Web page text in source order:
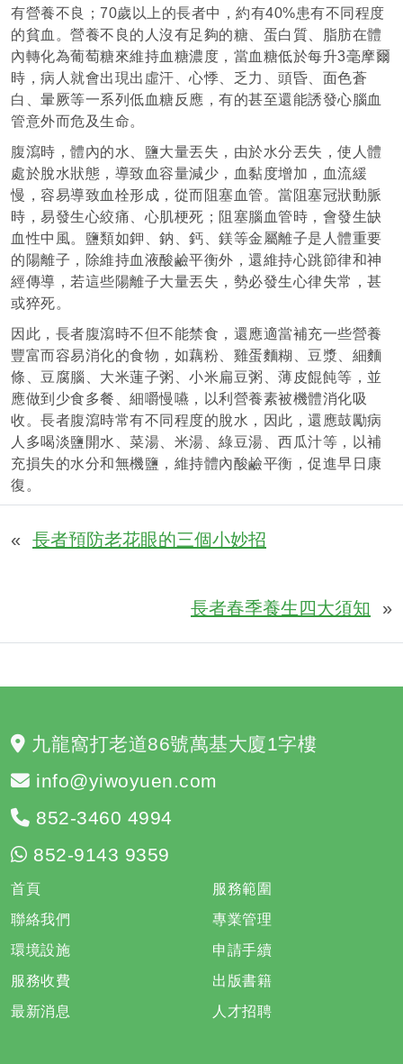
有營養不良；70歲以上的長者中，約有40%患有不同程度
的貧血。營養不良的人沒有足夠的糖、蛋白質、脂肪在體
內轉化為葡萄糖來維持血糖濃度，當血糖低於每升3毫摩爾
時，病人就會出現出虛汗、心悸、乏力、頭昏、面色蒼
白、暈厥等一系列低血糖反應，有的甚至還能誘發心腦血
管意外而危及生命。
腹瀉時，體內的水、鹽大量丟失，由於水分丟失，使人體
處於脫水狀態，導致血容量減少，血黏度增加，血流緩
慢，容易導致血栓形成，從而阻塞血管。當阻塞冠狀動脈
時，易發生心絞痛、心肌梗死；阻塞腦血管時，會發生缺
血性中風。鹽類如鉀、鈉、鈣、鎂等金屬離子是人體重要
的陽離子，除維持血液酸鹼平衡外，還維持心跳節律和神
經傳導，若這些陽離子大量丟失，勢必發生心律失常，甚
或猝死。
因此，長者腹瀉時不但不能禁食，還應適當補充一些營養
豐富而容易消化的食物，如藕粉、雞蛋麵糊、豆漿、細麵
條、豆腐腦、大米蓮子粥、小米扁豆粥、薄皮餛飩等，並
應做到少食多餐、細嚼慢嚥，以利營養素被機體消化吸
收。長者腹瀉時常有不同程度的脫水，因此，還應鼓勵病
人多喝淡鹽開水、菜湯、米湯、綠豆湯、西瓜汁等，以補
充損失的水分和無機鹽，維持體內酸鹼平衡，促進早日康
復。
« 長者預防老花眼的三個小妙招
長者春季養生四大須知 »
九龍窩打老道86號萬基大廈1字樓
info@yiwoyuen.com
852-3460 4994
852-9143 9359
首頁
聯絡我們
環境設施
服務收費
最新消息
服務範圍
專業管理
申請手續
出版書籍
人才招聘